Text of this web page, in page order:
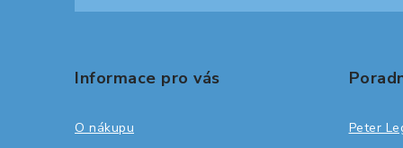
Informace pro vás
O nákupu
Peter